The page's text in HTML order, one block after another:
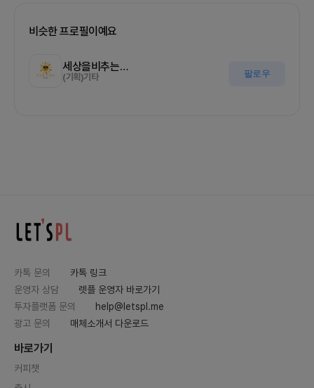
비슷한 프로필이예요
세상을비추는올기자
(기획)기타 팔로우
카톡 문의
카톡 링크
운영자 상담
렛플 운영자 바로가기
투자플랫폼 문의
help@letspl.me
광고 문의
매체소개서 다운로드
바로가기
커피챗